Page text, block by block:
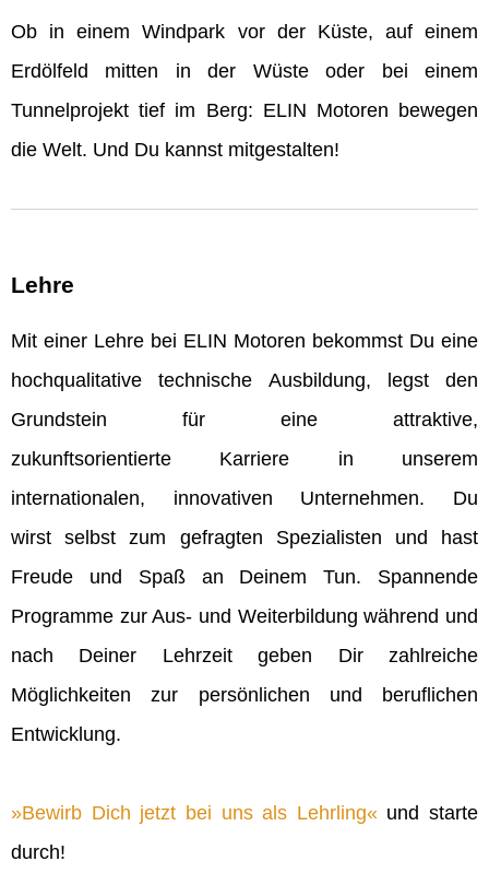
Ob in einem Windpark vor der Küste, auf einem
Erdölfeld mitten in der Wüste oder bei einem
Tunnelprojekt tief im Berg: ELIN Motoren bewegen
die Welt. Und Du kannst mitgestalten!
Lehre
Mit einer Lehre bei ELIN Motoren bekommst Du eine
hochqualitative technische Ausbildung, legst den
Grundstein für eine attraktive,
zukunftsorientierte Karriere in unserem
internationalen, innovativen Unternehmen. Du
wirst selbst zum gefragten Spezialisten und hast
Freude und Spaß an Deinem Tun. Spannende
Programme zur Aus- und Weiterbildung während und
nach Deiner Lehrzeit geben Dir zahlreiche
Möglichkeiten zur persönlichen und beruflichen
Entwicklung.
Bewirb Dich jetzt bei uns als Lehrling und starte
durch!